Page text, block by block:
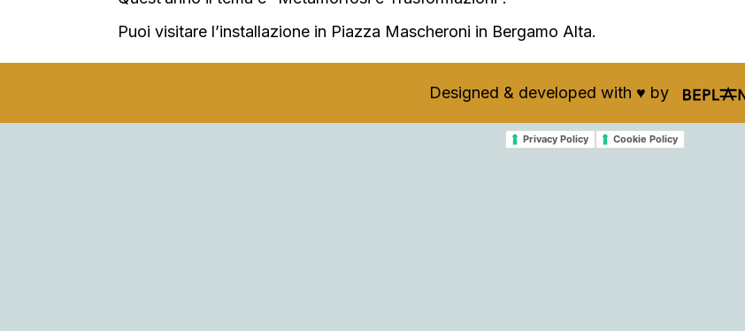
Puoi visitare l’installazione in Piazza Mascheroni in Bergamo Alta.
Designed & developed with ♥️ by
Privacy Policy Cookie Policy